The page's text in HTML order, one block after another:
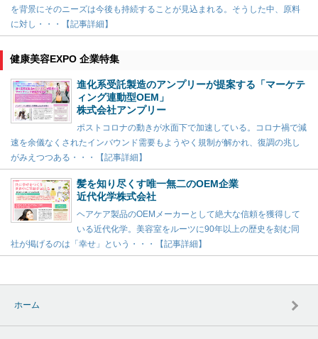
を背景にそのニーズは今後も持続することが見込まれる。そうした中、原料
に対し・・・【記事詳細】
健康美容EXPO 企業特集
進化系受託製造のアンプリーが提案する「マーケテ
ィング連動型OEM」
株式会社アンプリー
ポストコロナの動きが水面下で加速している。コロナ禍で減
速を余儀なくされたインバウンド需要もようやく規制が解かれ、復調の兆し
がみえつつある・・・【記事詳細】
髪を知り尽くす唯一無二のOEM企業
近代化学株式会社
ヘアケア製品のOEMメーカーとして絶大な信頼を獲得して
いる近代化学。美容室をルーツに90年以上の歴史を刻む同
社が掲げるのは「幸せ」という・・・【記事詳細】
ホーム